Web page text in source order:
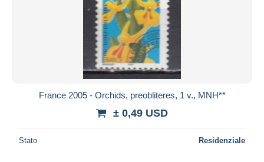
France 2005 - Orchids, preobliteres, 1 v., MNH**
± 0,49 USD
Stato Residenziale